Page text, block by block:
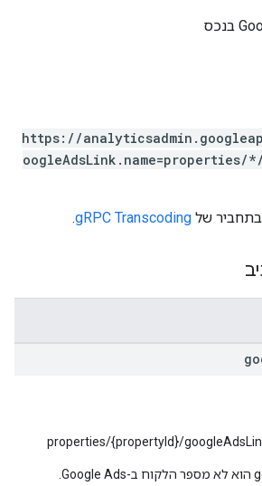
https://
oogleAdsLink.name=properties/
gRPC Transcoding
.
properties/{propertyId}/